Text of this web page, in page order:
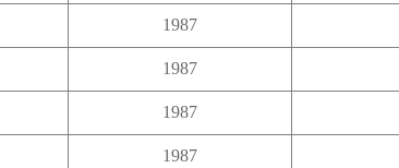
1987
1987
1987
1987